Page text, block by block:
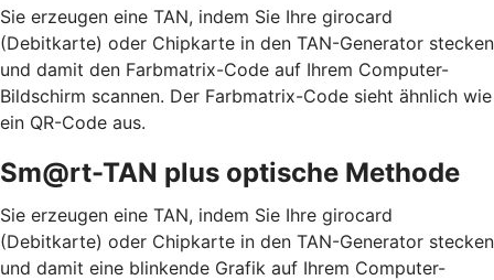
Sie erzeugen eine TAN, indem Sie Ihre girocard
(Debitkarte) oder Chipkarte in den TAN-Generator stecken
und damit den Farbmatrix-Code auf Ihrem Computer-
Bildschirm scannen. Der Farbmatrix-Code sieht ähnlich wie
ein QR-Code aus.
Sm@rt-TAN plus optische Methode
Sie erzeugen eine TAN, indem Sie Ihre girocard
(Debitkarte) oder Chipkarte in den TAN-Generator stecken
und damit eine blinkende Grafik auf Ihrem Computer-